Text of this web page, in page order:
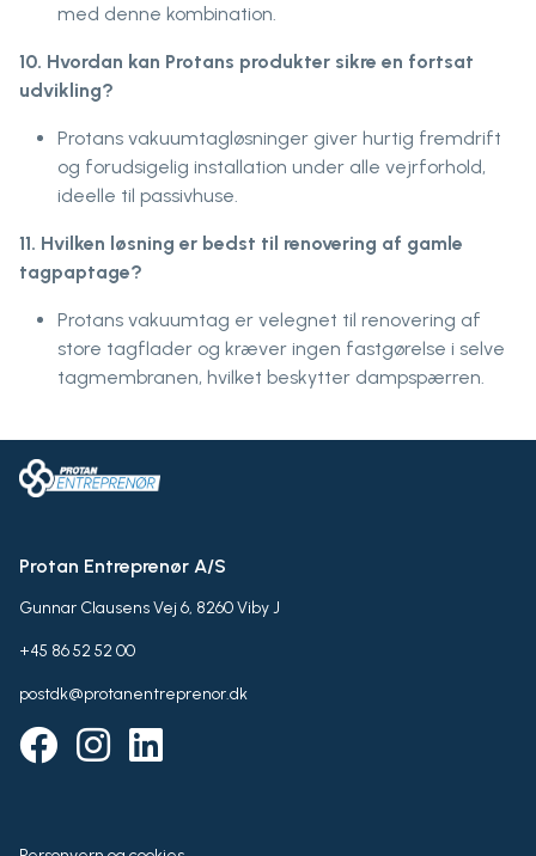
med denne kombination.
10. Hvordan kan Protans produkter sikre en fortsat
udvikling?
Protans vakuumtagløsninger giver hurtig fremdrift
og forudsigelig installation under alle vejrforhold,
ideelle til passivhuse.
11. Hvilken løsning er bedst til renovering af gamle
tagpaptage?
Protans vakuumtag er velegnet til renovering af
store tagflader og kræver ingen fastgørelse i selve
tagmembranen, hvilket beskytter dampspærren.
Protan Entreprenør A/S
Gunnar Clausens Vej 6, 8260 Viby J
+45 86 52 52 00
postdk@protanentreprenor.dk